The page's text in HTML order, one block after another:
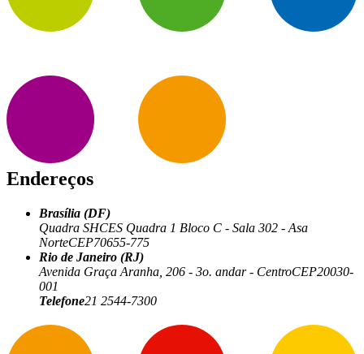
Endereços
Brasília (DF)
Quadra SHCES Quadra 1 Bloco C - Sala 302 - Asa
NorteCEP70655-775
Rio de Janeiro (RJ)
Avenida Graça Aranha, 206 - 3o. andar - CentroCEP20030-
001
Telefone21 2544-7300